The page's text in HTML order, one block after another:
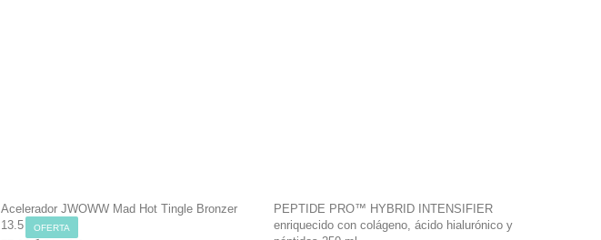
OFERTA
Acelerador JWOWW Mad Hot Tingle Bronzer
13.5 oz
PEPTIDE PRO™ HYBRID INTENSIFIER
enriquecido con colágeno, ácido hialurónico y